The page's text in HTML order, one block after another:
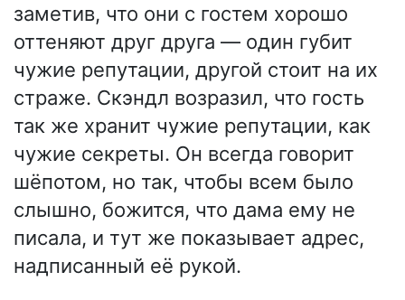
заметив, что они с гостем хорошо
оттеняют друг друга — один губит
чужие репутации, другой стоит на их
страже. Скэндл возразил, что гость
так же хранит чужие репутации, как
чужие секреты. Он всегда говорит
шёпотом, но так, чтобы всем было
слышно, божится, что дама ему не
писала, и тут же показывает адрес,
надписанный её рукой.